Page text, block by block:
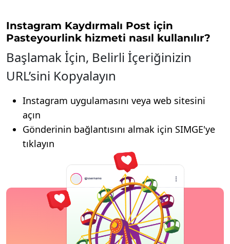
Instagram Kaydırmalı Post için
Pasteyourlink hizmeti nasıl kullanılır?
Başlamak İçin, Belirli İçeriğinizin
URL’sini Kopyalayın
Instagram uygulamasını veya web sitesini
açın
Gönderinin bağlantısını almak için SIMGE'ye
tıklayın